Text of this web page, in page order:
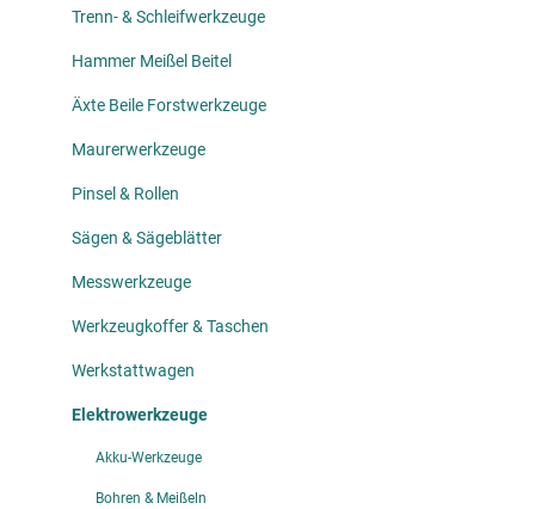
Trenn- & Schleifwerkzeuge
Hammer Meißel Beitel
Äxte Beile Forstwerkzeuge
Maurerwerkzeuge
Pinsel & Rollen
Sägen & Sägeblätter
Messwerkzeuge
Werkzeugkoffer & Taschen
Werkstattwagen
Elektrowerkzeuge
Akku-Werkzeuge
Bohren & Meißeln